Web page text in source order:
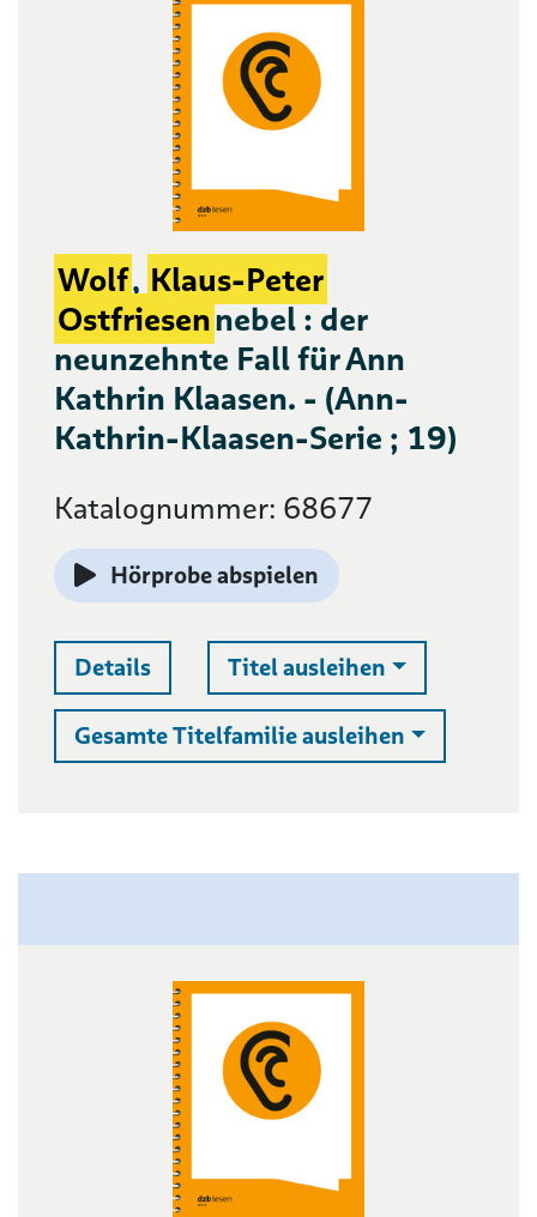
Wolf, Klaus-Peter
Ostfriesennebel : der
neunzehnte Fall für Ann
Kathrin Klaasen. - (Ann-
Kathrin-Klaasen-Serie ; 19)
Katalognummer: 68677
Hörprobe abspielen
Details Titel ausleihen Auswahlliste
Gesamte Titelfamilie ausleihen